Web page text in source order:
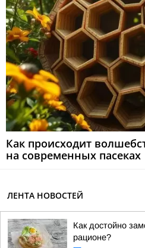
Как происходит
на современных пасеках
ЛЕНТА НОВОСТЕЙ
Как достойно
рационе?